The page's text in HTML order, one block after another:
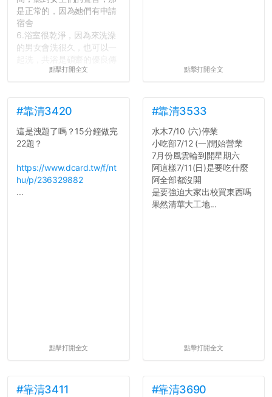
是正常的，因為她們有申請
宿舍
6.浴室很乾淨，因為來洗澡
的男女會洗很久，也可以一
舍房間，都歡迎留言讓我知
道...
點擊打開全文 點擊打開全文
#靠清3420
這是洩題了嗎？15分鐘做完
22題？
https://www.dcard.tw/f/nt
hu/p/236329882
...
點擊打開全文
#靠清3533
水木7/10 (六)停業
小吃部7/12 (一)開始營業
7月份風雲輪到開星期六
阿這樣7/11(日)是要吃什麼
阿全部都沒開
是要強迫大家出校買東西嗎
果然清華大工地...
點擊打開全文
#靠清3411 #靠清3690